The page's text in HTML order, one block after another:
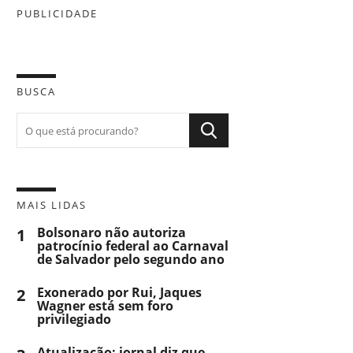
PUBLICIDADE
BUSCA
MAIS LIDAS
1 Bolsonaro não autoriza
patrocínio federal ao Carnaval
de Salvador pelo segundo ano
2 Exonerado por Rui, Jaques
Wagner está sem foro
privilegiado